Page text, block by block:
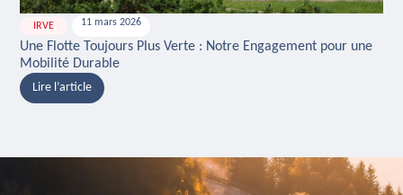
IRVE 11 mars 2026
Une Flotte Toujours Plus Verte : Notre Engagement pour une
Mobilité Durable
Lire l’article